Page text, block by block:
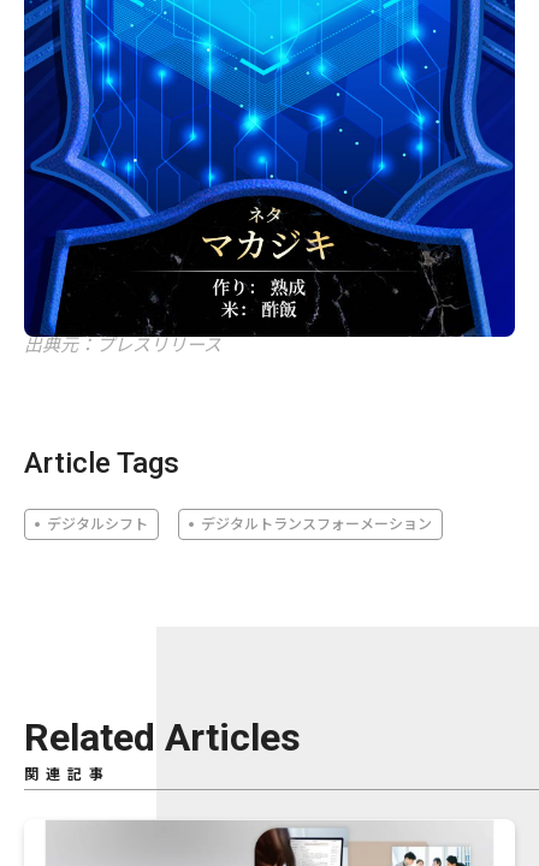
出典元：プレスリリース
Article Tags
デジタルシフト デジタルトランスフォーメーション
Related Articles
関連記事